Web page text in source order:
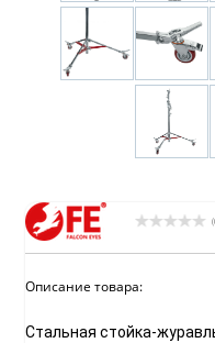
Описание товара:
Стальная стойка-